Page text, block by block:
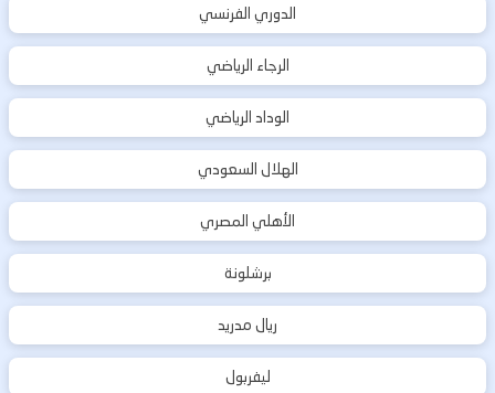
الدوري الفرنسي
الرجاء الرياضي
الوداد الرياضي
الهلال السعودي
الأهلي المصري
برشلونة
ريال مدريد
ليفربول